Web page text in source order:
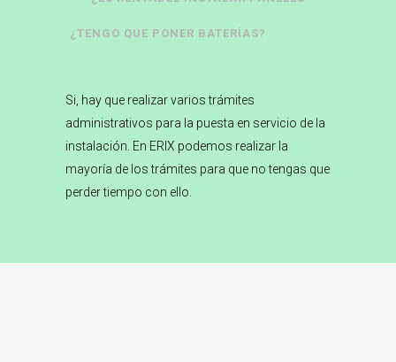
FOTOVOLTAICOS?
¿TENGO QUE PONER BATERÍAS?
Si, hay que realizar varios trámites
administrativos para la puesta en servicio de la
instalación. En ERIX podemos realizar la
mayoría de los trámites para que no tengas que
perder tiempo con ello.